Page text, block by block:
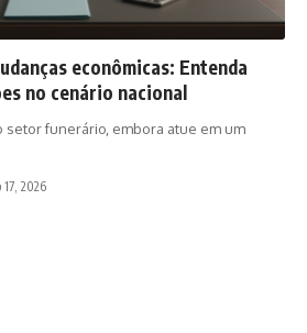
econômicas: Entenda
no cenário nacional
setor funerário, embora atue em um
2026